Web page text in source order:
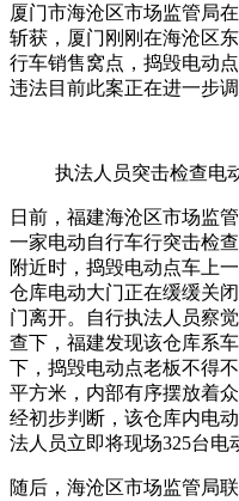
厦门市海沧区市场监管局
斩获，厦门刚刚在海沧区
行车销售窝点，捣毁电动点
违法目前此案正在进一步
执法人员突击检查电
日前，福建海沧区市场监
一家电动自行车行突击检
附近时，捣毁电动点车上
仓库电动大门正在缓缓关
门离开。自行执法人员察
查下，福建发现该仓库系
下，捣毁电动点老板不得
平方米，内部有序摆放着
经初步判断，该仓库内电
法人员立即将现场325台电
随后，海沧区市场监管局